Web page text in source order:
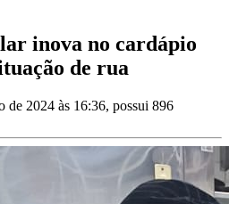
inova no cardápio
de rua
de 2024 às 16:36, possui 896